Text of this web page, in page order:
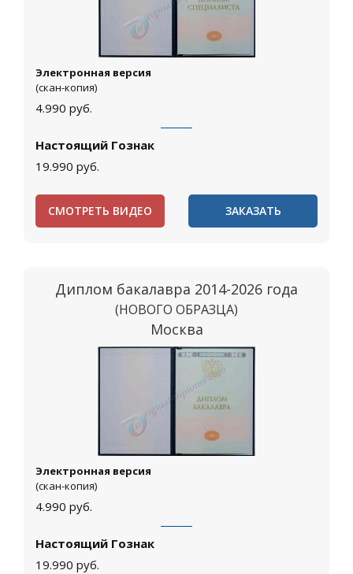
Электронная версия
(скан-копия)
4.990 руб.
Настоящий Гознак
19.990 руб.
СМОТРЕТЬ ВИДЕО ЗАКАЗАТЬ
Диплом бакалавра 2014-2026 года
(НОВОГО ОБРАЗЦА)
Москва
Электронная версия
(скан-копия)
4.990 руб.
Настоящий Гознак
19.990 руб.